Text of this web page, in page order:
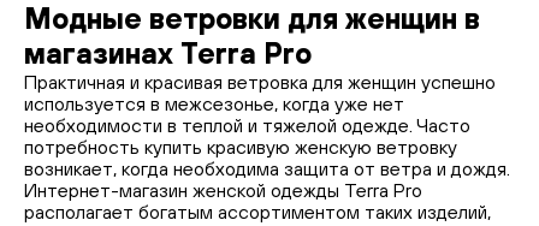
Модные ветровки для женщин в
магазинах Terra Pro
Практичная и красивая ветровка для женщин успешно
используется в межсезонье, когда уже нет
необходимости в теплой и тяжелой одежде. Часто
потребность купить красивую женскую ветровку
возникает, когда необходима защита от ветра и дождя.
Интернет-магазин женской одежды Terra Pro
располагает богатым ассортиментом таких изделий,